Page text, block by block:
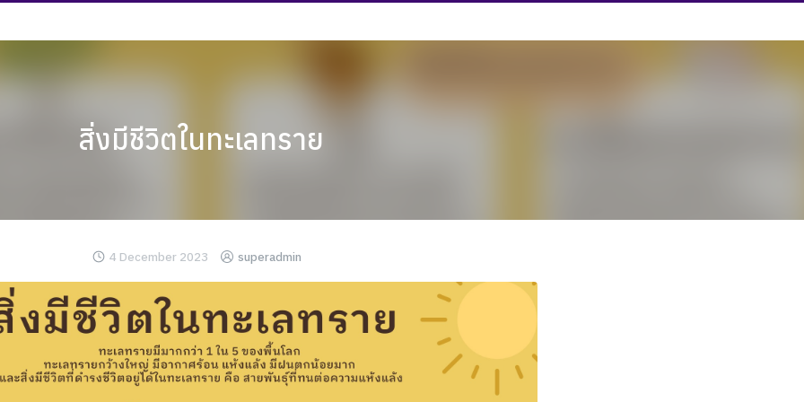
สิ่งมีชีวิตในทะเลทราย
4 December 2023 superadmin